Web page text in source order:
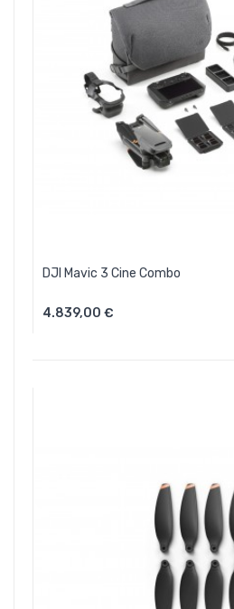
DJI Mavic 3 Cine Combo
4.839,00 €
Aggiungi Al Carrello